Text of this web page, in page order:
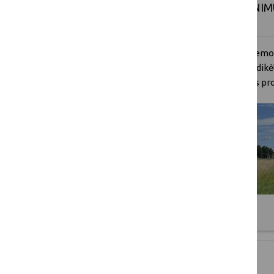
KENKĖJŲ V. DESTRUCTOR
– inovacijų diegimas
skirtingų (čiobrelių (Thymus spp.) ir
kenkėjų V. destructor mažinimui, medaus